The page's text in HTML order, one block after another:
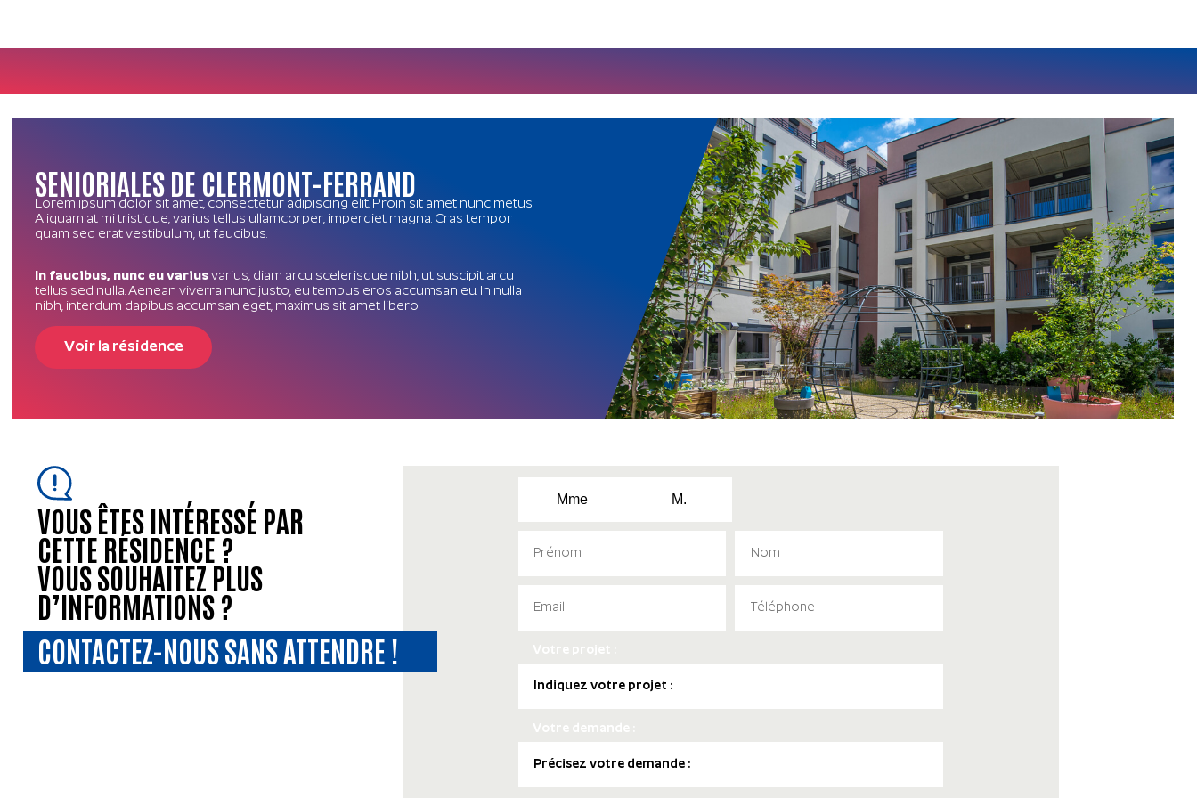
SENIORIALES DE CLERMONT-FERRAND
Lorem ipsum dolor sit amet, consectetur adipiscing elit. Proin sit amet nunc metus.
Aliquam at mi tristique, varius tellus ullamcorper, imperdiet magna. Cras tempor
quam sed erat vestibulum, ut faucibus.
In faucibus, nunc eu varius varius, diam arcu scelerisque nibh, ut suscipit arcu
tellus sed nulla. Aenean viverra nunc justo, eu tempus eros accumsan eu. In nulla
nibh, interdum dapibus accumsan eget, maximus sit amet libero.
Voir la résidence
VOUS ÊTES INTÉRESSÉ PAR
CETTE RÉSIDENCE ?
VOUS SOUHAITEZ PLUS
D’INFORMATIONS ?
CONTACTEZ-NOUS SANS ATTENDRE !
Mme M.